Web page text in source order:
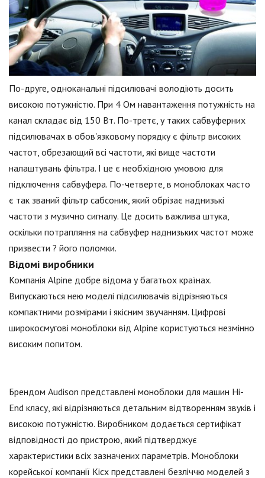
По-друге, одноканальні підсилювачі володіють досить
високою потужністю. При 4 Ом навантаження потужність на
канал складає від 150 Вт. По-третє, у таких сабвуферних
підсилювачах в обов'язковому порядку є фільтр високих
частот, обрезающий всі частоти, які вище частоти
налаштувань фільтра. І це є необхідною умовою для
підключення сабвуфера. По-четверте, в моноблоках часто
є так званий фільтр сабсоник, який обрізає наднизькі
частоти з музично сигналу. Це досить важлива штука,
оскільки потрапляння на сабвуфер наднизьких частот може
призвести ? його поломки.
Відомі виробники
Компанія Alpine добре відома у багатьох країнах.
Випускаються нею моделі підсилювачів відрізняються
компактними розмірами і якісним звучанням. Цифрові
широкосмугові моноблоки від Alpine користуються незмінно
високим попитом.
Брендом Audison представлені моноблоки для машин Hi-
End класу, які відрізняються детальним відтворенням звуків і
високою потужністю. Виробником додається сертифікат
відповідності до пристрою, який підтверджує
характеристики всіх зазначених параметрів. Моноблоки
корейської компанії Kicx представлені безліччю моделей з